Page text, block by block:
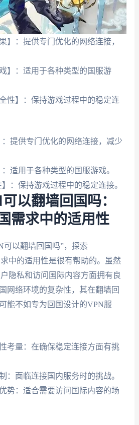
】：提供专门优化的网络连接，
】：适用于各种类型的国服游
性】：保持游戏过程中的稳定连
：提供专门优化的网络连接，减少
：适用于各种类型的国服游戏。
】：保持游戏过程中的稳定连接。
以翻墙回国吗：
需求中的适用性
可以翻墙回国吗”，探索
中的适用性是很有帮助的。虽然
隐私和访问国际内容方面拥有良
网络环境的复杂性，其在翻墙回
能不如专为回国设计的VPN服
考量：在确保稳定连接方面有挑
：面临连接国内服务时的挑战。
势：适合需要访问国际内容的场